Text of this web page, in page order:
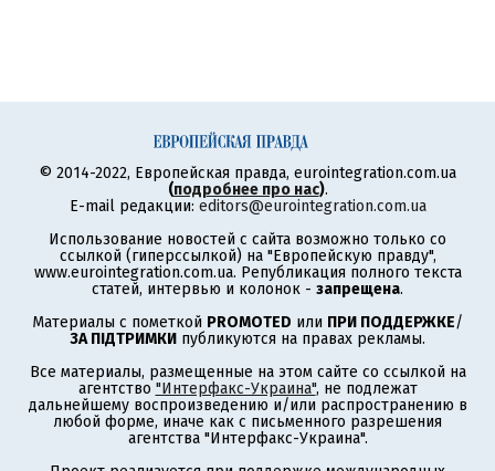
© 2014-2022, Европейская правда, eurointegration.com.ua
(подробнее про нас).
E-mail редакции: editors@eurointegration.com.ua
Использование новостей с сайта возможно только со
ссылкой (гиперссылкой) на "Европейскую правду",
www.eurointegration.com.ua. Републикация полного текста
статей, интервью и колонок - запрещена.
Материалы с пометкой PROMOTED или ПРИ ПОДДЕРЖКЕ/
ЗА ПІДТРИМКИ публикуются на правах рекламы.
Все материалы, размещенные на этом сайте со ссылкой на
агентство "Интерфакс-Украина", не подлежат
дальнейшему воспроизведению и/или распространению в
любой форме, иначе как с письменного разрешения
агентства "Интерфакс-Украина".